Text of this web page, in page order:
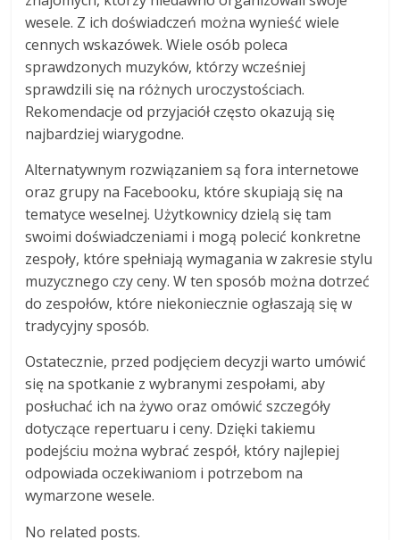
wesele. Z ich doświadczeń można wynieść wiele
cennych wskazówek. Wiele osób poleca
sprawdzonych muzyków, którzy wcześniej
sprawdzili się na różnych uroczystościach.
Rekomendacje od przyjaciół często okazują się
najbardziej wiarygodne.
Alternatywnym rozwiązaniem są fora internetowe
oraz grupy na Facebooku, które skupiają się na
tematyce weselnej. Użytkownicy dzielą się tam
swoimi doświadczeniami i mogą polecić konkretne
zespoły, które spełniają wymagania w zakresie stylu
muzycznego czy ceny. W ten sposób można dotrzeć
do zespołów, które niekoniecznie ogłaszają się w
tradycyjny sposób.
Ostatecznie, przed podjęciem decyzji warto umówić
się na spotkanie z wybranymi zespołami, aby
posłuchać ich na żywo oraz omówić szczegóły
dotyczące repertuaru i ceny. Dzięki takiemu
podejściu można wybrać zespół, który najlepiej
odpowiada oczekiwaniom i potrzebom na
wymarzone wesele.
No related posts.